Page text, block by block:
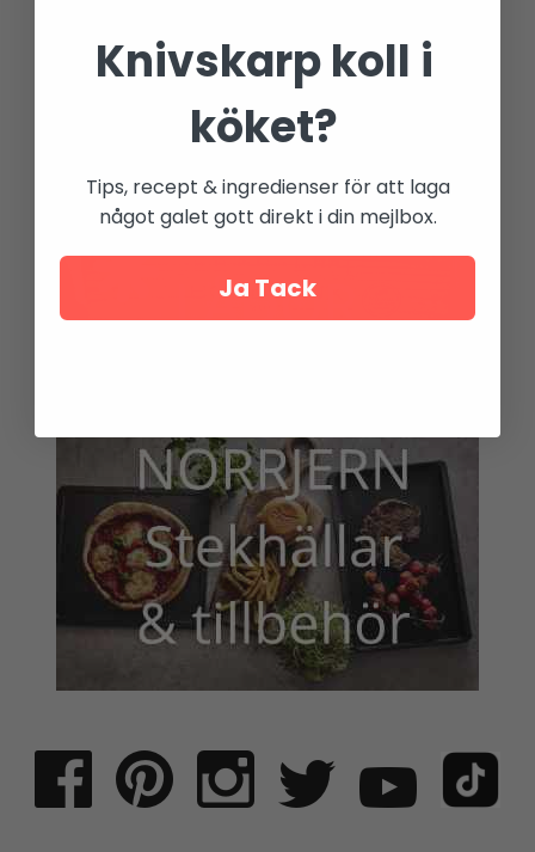
Knivskarp koll i
köket?
Tips, recept & ingredienser för att laga
något galet gott direkt i din mejlbox.
Ja Tack